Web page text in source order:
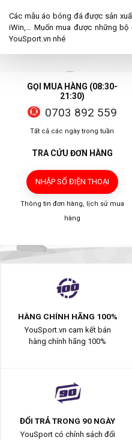
Các mẫu áo bóng đá được sản
iWin,… Muốn mua được những
YouSport.vn nhé
GỌI MUA HÀNG (08:30-
21:30)
0703 892 559
Tất cả các ngày trong tuần
TRA CỨU ĐƠN HÀNG
NHẬP SỐ ĐIỆN THOẠI
Thông tin đơn hàng, lịch sử mua
hàng
HÀNG CHÍNH HÃNG 100%
YouSport.vn cam kết bán
hàng chính hãng 100%
ĐỔI TRẢ TRONG 90 NGÀY
YouSport có chính sách đổi